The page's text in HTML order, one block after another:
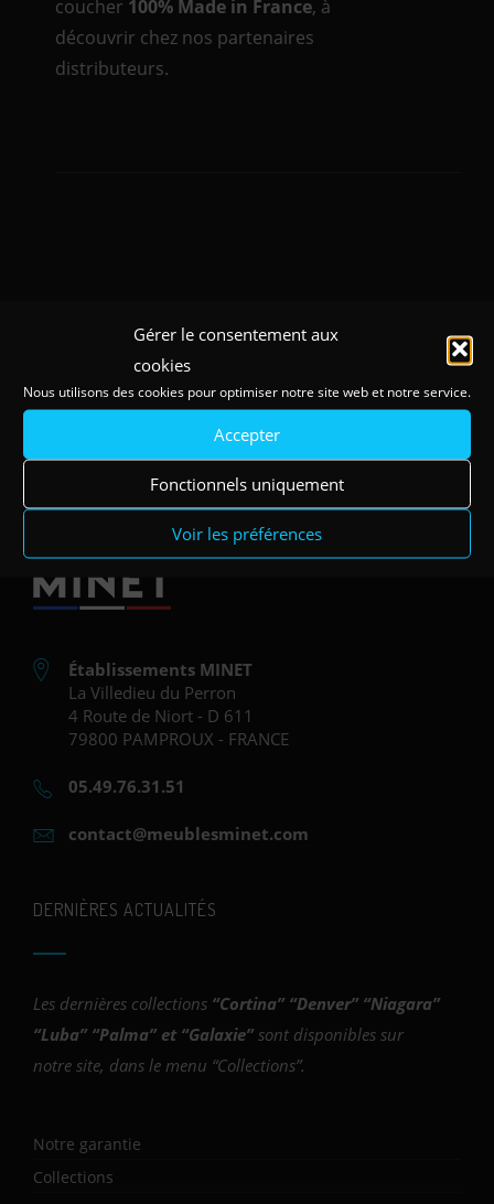
Gérer le consentement aux
cookies
Nous utilisons des cookies pour optimiser notre site web et notre service.
Accepter
Fonctionnels uniquement
Voir les préférences
coucher 100% Made in France, à
découvrir chez nos partenaires
distributeurs.
Établissements MINET
La Villedieu du Perron
4 Route de Niort - D 611
79800 PAMPROUX - FRANCE
05.49.76.31.51
contact@meublesminet.com
DERNIÈRES ACTUALITÉS
Les dernières collections “Cortina” “Denver” “Niagara”
“Luba” “Palma” et “Galaxie” sont disponibles sur
notre site, dans le menu “Collections”.
Notre garantie
Collections